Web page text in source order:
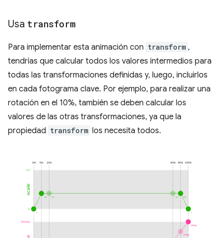
Usa transform
Para implementar esta animación con transform ,
tendrías que calcular todos los valores intermedios para
todas las transformaciones definidas y, luego, incluirlos
en cada fotograma clave. Por ejemplo, para realizar una
rotación en el 10%, también se deben calcular los
valores de las otras transformaciones, ya que la
propiedad transform los necesita todos.